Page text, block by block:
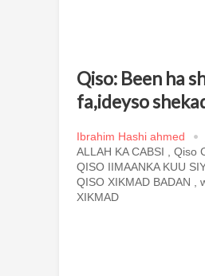
Qiso: Been ha
fa,ideyso
Ibrahim Hashi ahmed
ALLAH KA CABSI
Qiso
QISO IIMAANKA KUU
QISO XIKMAD BADAN
XIKMAD